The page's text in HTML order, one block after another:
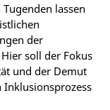
lassen
der
soll der Fokus
und der Demut
Inklusionsprozess